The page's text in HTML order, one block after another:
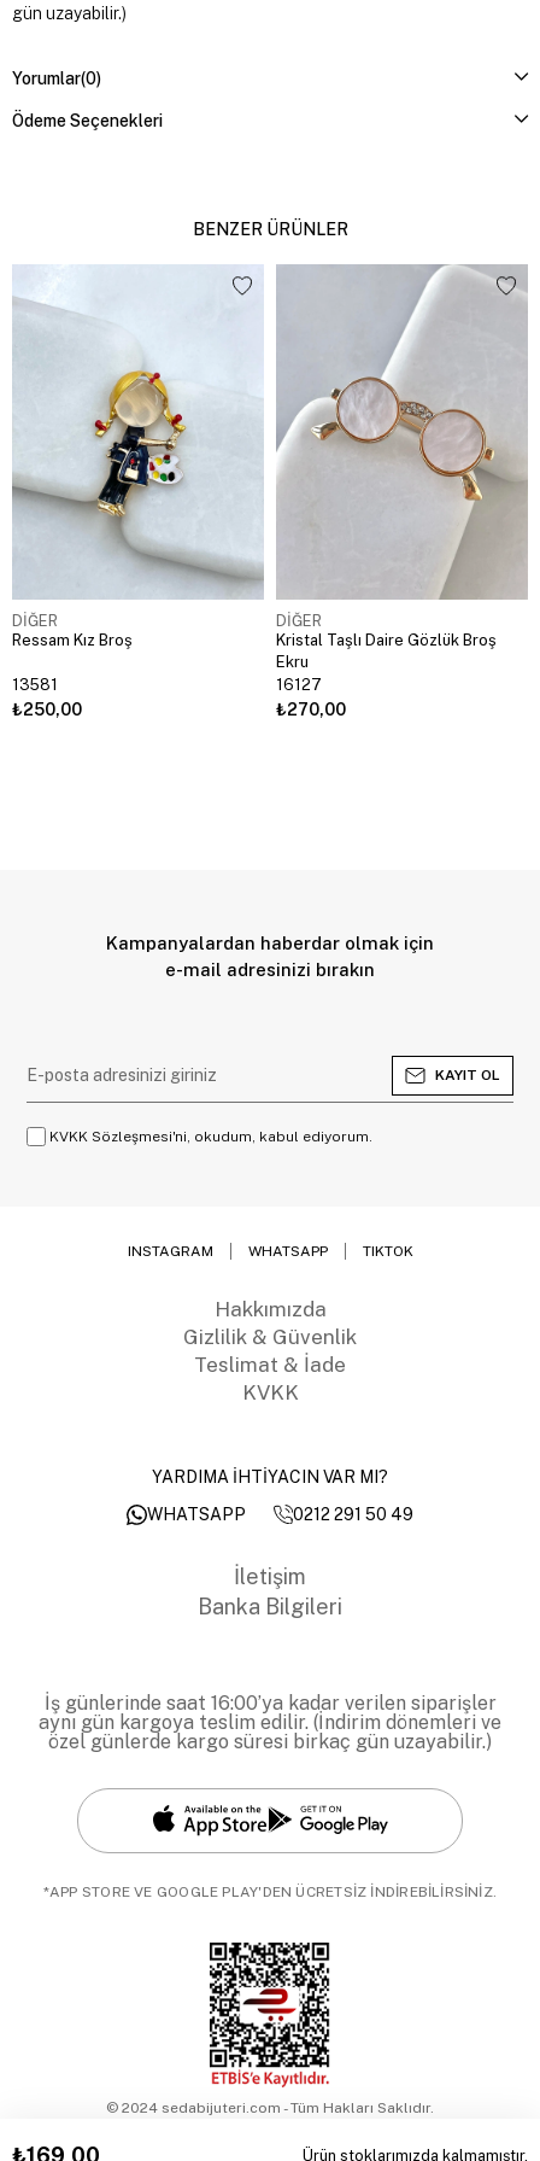
gün uzayabilir.)
Yorumlar(0)
Ödeme Seçenekleri
BENZER ÜRÜNLER
DİĞER
Ressam Kız Broş
13581
₺250,00
DİĞER
Kristal Taşlı Daire Gözlük Broş
Ekru
16127
₺270,00
Kampanyalardan haberdar olmak için
e-mail adresinizi bırakın
KAYIT OL
KVKK Sözleşmesi'ni, okudum, kabul ediyorum.
INSTAGRAM WHATSAPP TIKTOK
Hakkımızda
Gizlilik & Güvenlik
Teslimat & İade
KVKK
YARDIMA İHTİYACIN VAR MI?
WHATSAPP
0212 291 50 49
İletişim
Banka Bilgileri
İş günlerinde saat 16:00’ya kadar verilen siparişler
aynı gün kargoya teslim edilir. (İndirim dönemleri ve
özel günlerde kargo süresi birkaç gün uzayabilir.)
*APP STORE VE GOOGLE PLAY'DEN ÜCRETSİZ İNDİREBİLİRSİNİZ.
© 2024 sedabijuteri.com - Tüm Hakları Saklıdır.
₺169,00 Ürün stoklarımızda kalmamıştır.